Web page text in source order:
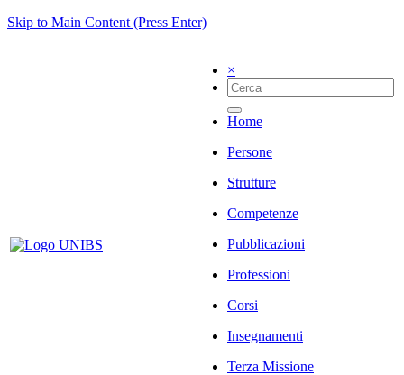
Skip to Main Content (Press Enter)
×
Home
Persone
Strutture
Competenze
Pubblicazioni
Professioni
Corsi
Insegnamenti
Terza Missione